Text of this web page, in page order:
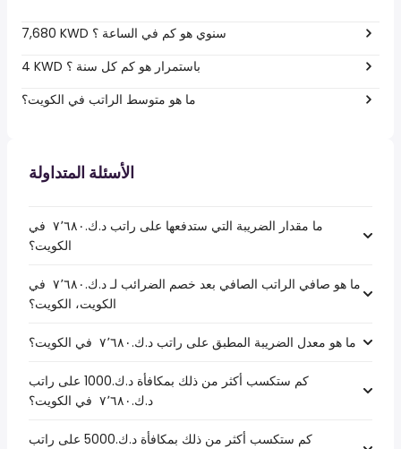
7,680 KWD سنوي هو كم في الساعة ؟
4 KWD باستمرار هو كم كل سنة ؟
ما هو متوسط الراتب في الكويت؟
الأسئلة المتداولة
ما مقدار الضريبة التي ستدفعها على راتب د.ك.‏٧٬٦٨٠ ‏ في
الكويت؟
ما هو صافي الراتب الصافي بعد خصم الضرائب لـ د.ك.‏٧٬٦٨٠ ‏ في
الكويت، الكويت؟
ما هو معدل الضريبة المطبق على راتب د.ك.‏٧٬٦٨٠ ‏ في الكويت؟
كم ستكسب أكثر من ذلك بمكافأة د.ك.1000 على راتب
د.ك.‏٧٬٦٨٠ ‏ في الكويت؟
كم ستكسب أكثر من ذلك بمكافأة د.ك.5000 على راتب